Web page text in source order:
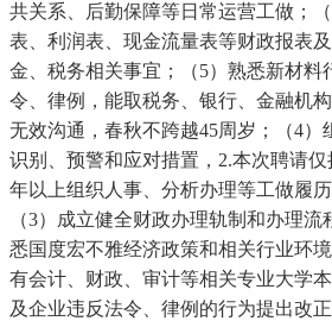
共关系、后勤保障等日常运营工做；
表、利润表、现金流量表等财政报表
金、税务相关事宜；（5）熟悉新材料
令、律例，能取税务、银行、金融机
无效沟通，春秋不跨越45周岁；（4）
识别、预警和应对措置，2.本次聘请
年以上组织人事、分析办理等工做履历
（3）成立健全财政办理轨制和办理
悉国度宏不雅经济政策和相关行业环
有会计、财政、审计等相关专业大学
及企业违反法令、律例的行为提出改